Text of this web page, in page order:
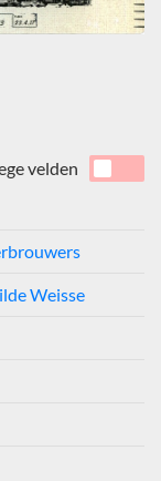
velden
Weisse